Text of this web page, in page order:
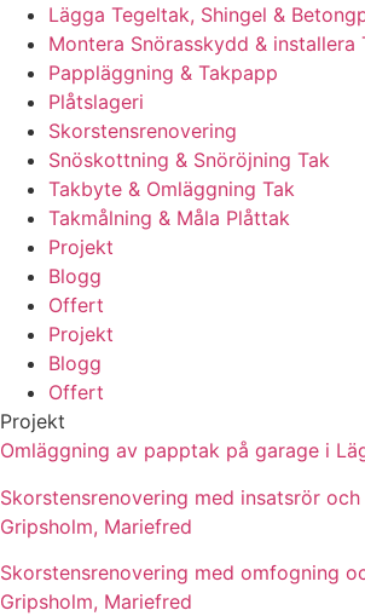
Lägga Tegeltak, Shingel &
Montera Snörasskydd & installera
Pappläggning & Takpapp
Plåtslageri
Skorstensrenovering
Snöskottning & Snöröjning Tak
Takbyte & Omläggning Tak
Takmålning & Måla Plåttak
Projekt
Blogg
Offert
Projekt
Blogg
Offert
Projekt
Omläggning av papptak på garage i
Skorstensrenovering med insatsrör
Gripsholm, Mariefred
Skorstensrenovering med omfogning
Gripsholm, Mariefred